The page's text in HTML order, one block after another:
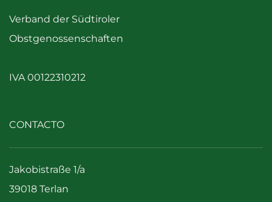
Verband der Südtiroler
Obstgenossenschaften
IVA 00122310212
CONTACTO
Jakobistraße 1/a
39018 Terlan